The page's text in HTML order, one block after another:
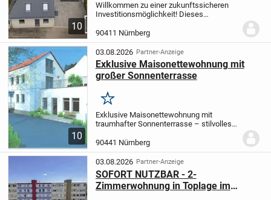
10
Willkommen zu einer zukunftssicheren
Investitionsmöglichkeit! Dieses
Mehrfamilienhaus mit 10 Wohneinheiten
vereint Renditepotenzial, Flexibilität durch
vollständigen Leerstand...
90411 Nürnberg
10
03.08.2026 Partner-Anzeige
Exklusive Maisonettewohnung mit
großer Sonnenterrasse
Merken
Exklusive Maisonettewohnung mit
traumhafter Sonnenterrasse – stilvolles
Kreuzsteinstraße 1 · 90441 Nürnberg
Wohnen mit Charakter und besonderem
Ambiente Willkommen in Ihrem...
90441 Nürnberg
03.08.2026 Partner-Anzeige
SOFORT NUTZBAR - 2-
Zimmerwohnung in Toplage im